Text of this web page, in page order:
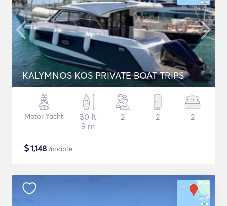
KALYMNOS KOS PRIVATE BOAT TRIPS
Motor Yacht
30 ft
9 m
2 2 2
$1,148 /noapte